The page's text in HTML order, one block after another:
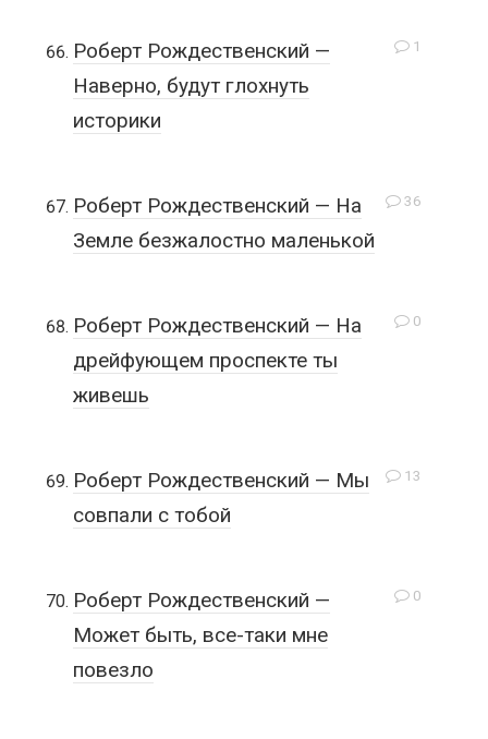
1
Роберт Рождественский —
Наверно, будут глохнуть
историки
36
Роберт Рождественский — На
Земле безжалостно маленькой
0
Роберт Рождественский — На
дрейфующем проспекте ты
живешь
13
Роберт Рождественский — Мы
совпали с тобой
0
Роберт Рождественский —
Может быть, все-таки мне
повезло